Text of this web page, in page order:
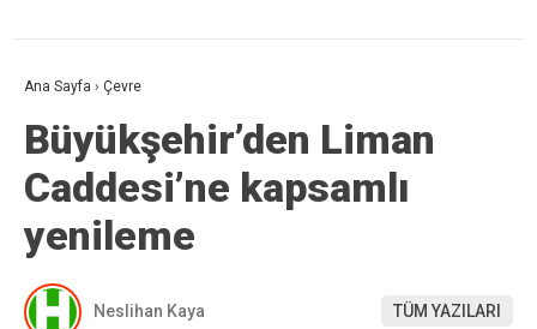
Ana Sayfa › Çevre
Büyükşehir’den Liman
Caddesi’ne kapsamlı
yenileme
Neslihan Kaya TÜM YAZILARI